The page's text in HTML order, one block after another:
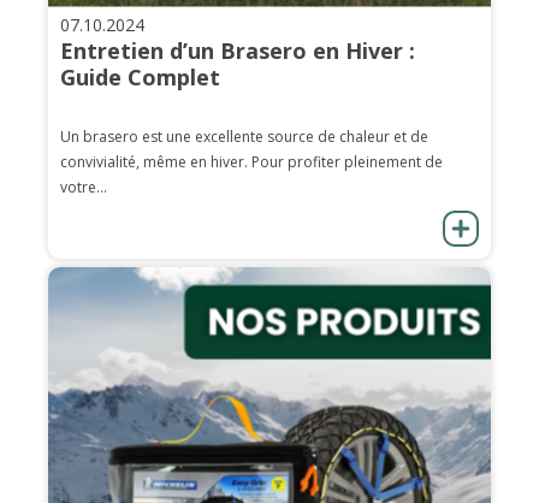
07.10.2024
Entretien d’un Brasero en Hiver :
Guide Complet
Un brasero est une excellente source de chaleur et de
convivialité, même en hiver. Pour profiter pleinement de
votre...